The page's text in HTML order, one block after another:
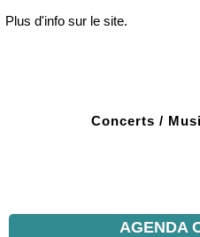
Plus d'info sur le site.
Concerts /
AGENDA